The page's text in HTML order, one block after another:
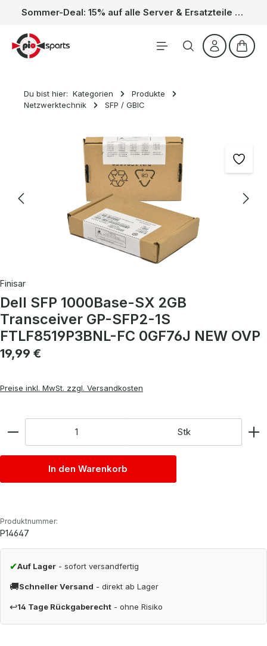
Zum Hauptinhalt springen Sommer-Deal: 15% auf alle Server & Ersatzteile – Kein Code nötig, der Rabatt wird automatisch im Warenkorb abgezogen. Gültig vom 01.06. bis 31.08.
Du bist hier: Kategorien
Produkte
Netzwerktechnik
SFP / GBIC
Bildergalerie überspringen
Finisar
Dell SFP 1000Base-SX 2GB
Transceiver GP-SFP2-1S
FTLF8519P3BNL-FC 0GF76J NEW OVP
Regulärer Preis:
19,99 €
Preise inkl. MwSt. zzgl. Versandkosten
Stk
In den Warenkorb
Produktnummer:
P14647
✔Auf Lager - sofort versandfertig
🚚Schneller Versand - direkt ab Lager
↩14 Tage Rückgaberecht - ohne Risiko